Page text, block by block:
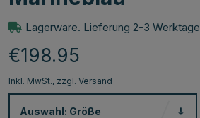
Lagerware. Lieferung 2-3 Werktage
€198.95
Inkl. MwSt., zzgl. Versand
Auswahl: Größe